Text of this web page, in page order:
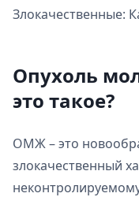
Злокачественные:
Опухоль
это такое?
ОМЖ – это
злокачественный